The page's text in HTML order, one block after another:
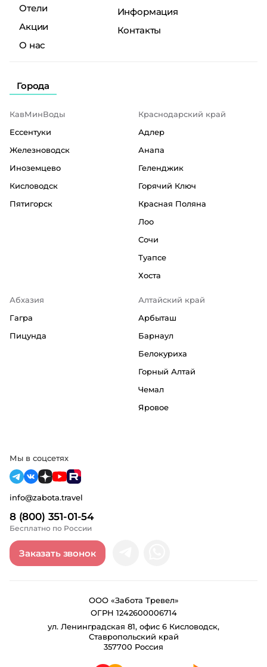
Отели
Акции
О нас
Информация
Контакты
Города
КавМинВоды
Ессентуки
Железноводск
Иноземцево
Кисловодск
Пятигорск
Краснодарский край
Адлер
Анапа
Геленджик
Горячий Ключ
Красная Поляна
Лоо
Сочи
Туапсе
Хоста
Абхазия
Гагра
Пицунда
Алтайский край
Арбыташ
Барнаул
Белокуриха
Горный Алтай
Чемал
Яровое
8 (800) 351-01-54
Бесплатно по России
info@zabota.travel
Заказать звонок
Мы в соцсетях
ООО «Забота Тревел»
ОГРН 1242600006714
ул. Ленинградская 81, офис 6 Кисловодск,
Ставропольский край
357700 Россия